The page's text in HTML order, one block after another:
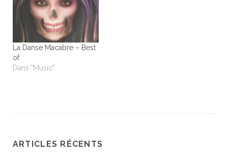
La Danse Macabre – Best
of
Dans "Music"
ARTICLES RÉCENTS